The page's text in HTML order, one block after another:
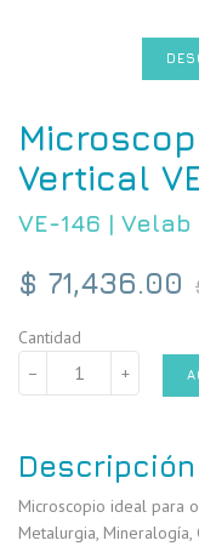
Vertical
VE-146 | Velab
Precio
habitual
$ 71,436.00
Cantidad
−
+
Microscopio ideal para
Metalurgia,